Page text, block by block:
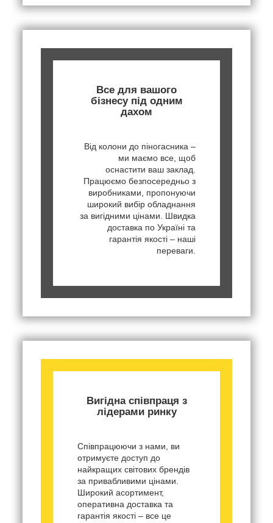
Все для вашого
бізнесу під одним
дахом
Від колони до піногасника –
ми маємо все, щоб
оснастити ваш заклад.
Працюємо безпосередньо з
виробниками, пропонуючи
широкий вибір обладнання
за вигідними цінами. Швидка
доставка по Україні та
гарантія якості – наші
переваги.
Вигідна співпраця з
лідерами ринку
Співпрацюючи з нами, ви
отримуєте доступ до
найкращих світових брендів
за привабливими цінами.
Широкий асортимент,
оперативна доставка та
гарантія якості – все це